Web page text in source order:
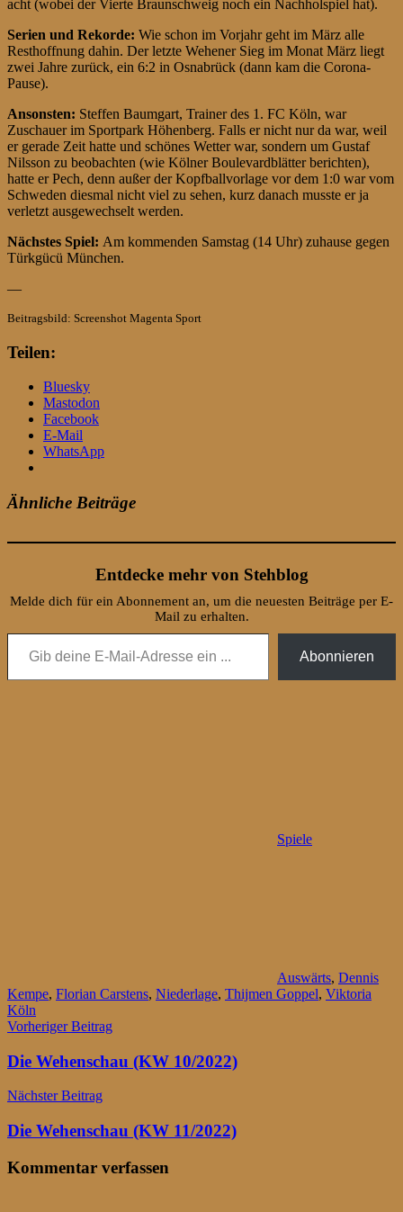
acht (wobei der Vierte Braunschweig noch ein Nachholspiel hat).
Serien und Rekorde: Wie schon im Vorjahr geht im März alle
Resthoffnung dahin. Der letzte Wehener Sieg im Monat März liegt
zwei Jahre zurück, ein 6:2 in Osnabrück (dann kam die Corona-
Pause).
Ansonsten: Steffen Baumgart, Trainer des 1. FC Köln, war
Zuschauer im Sportpark Höhenberg. Falls er nicht nur da war, weil
er gerade Zeit hatte und schönes Wetter war, sondern um Gustaf
Nilsson zu beobachten (wie Kölner Boulevardblätter berichten),
hatte er Pech, denn außer der Kopfballvorlage vor dem 1:0 war vom
Schweden diesmal nicht viel zu sehen, kurz danach musste er ja
verletzt ausgewechselt werden.
Nächstes Spiel: Am kommenden Samstag (14 Uhr) zuhause gegen
Türkgücü München.
—
Beitragsbild: Screenshot Magenta Sport
Teilen:
Bluesky
Mastodon
Facebook
E-Mail
WhatsApp
Ähnliche Beiträge
Entdecke mehr von Stehblog
Melde dich für ein Abonnement an, um die neuesten Beiträge per E-
Mail zu erhalten.
Gib deine E-Mail-Adresse ein ...
Abonnieren
Spiele
Auswärts, Dennis
Kempe, Florian Carstens, Niederlage, Thijmen Goppel, Viktoria
Köln
Beitragsnavigation
Vorheriger Beitrag
Die Wehenschau (KW 10/2022)
Nächster Beitrag
Die Wehenschau (KW 11/2022)
Kommentar verfassen